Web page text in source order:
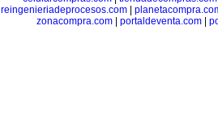
reingenieriadeprocesos.com|
zonacompra.com| portaldeventa.com|